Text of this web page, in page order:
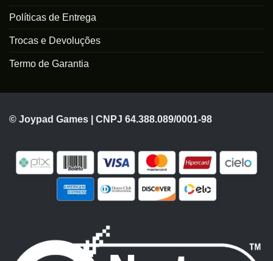
Políticas de Entrega
Trocas e Devoluções
Termo de Garantia
© Joypad Games | CNPJ 64.388.089/0001-98